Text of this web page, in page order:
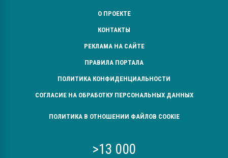
О ПРОЕКТЕ
КОНТАКТЫ
РЕКЛАМА НА САЙТЕ
ПРАВИЛА ПОРТАЛА
ПОЛИТИКА КОНФИДЕНЦИАЛЬНОСТИ
СОГЛАСИЕ НА ОБРАБОТКУ ПЕРСОНАЛЬНЫХ ДАННЫХ
ПОЛИТИКА В ОТНОШЕНИИ ФАЙЛОВ COOKIE
>13 000